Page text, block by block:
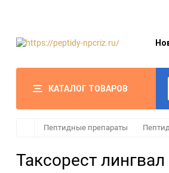
КАТАЛОГ ТОВАРОВ
Пептидные препараты
Таксорест